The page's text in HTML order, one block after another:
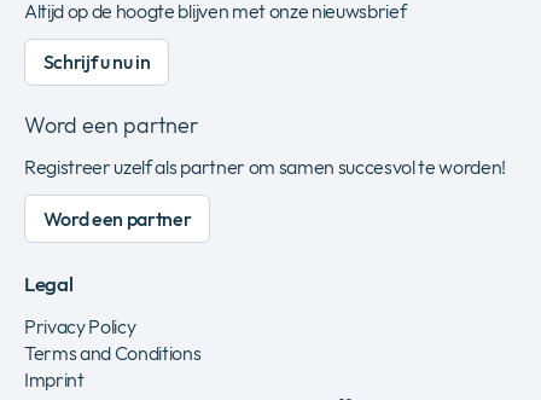
Altijd op de hoogte blijven met onze nieuwsbrief
Schrijf u nu in
Word een partner
Registreer uzelf als partner om samen succesvol te worden!
Word een partner
Legal
Privacy Policy
Terms and Conditions
Imprint